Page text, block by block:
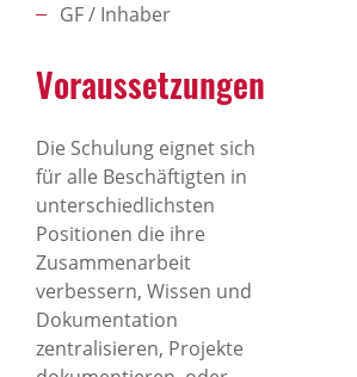
GF / Inhaber
Voraussetzungen
Die Schulung eignet sich
für alle Beschäftigten in
unterschiedlichsten
Positionen die ihre
Zusammenarbeit
verbessern, Wissen und
Dokumentation
zentralisieren, Projekte